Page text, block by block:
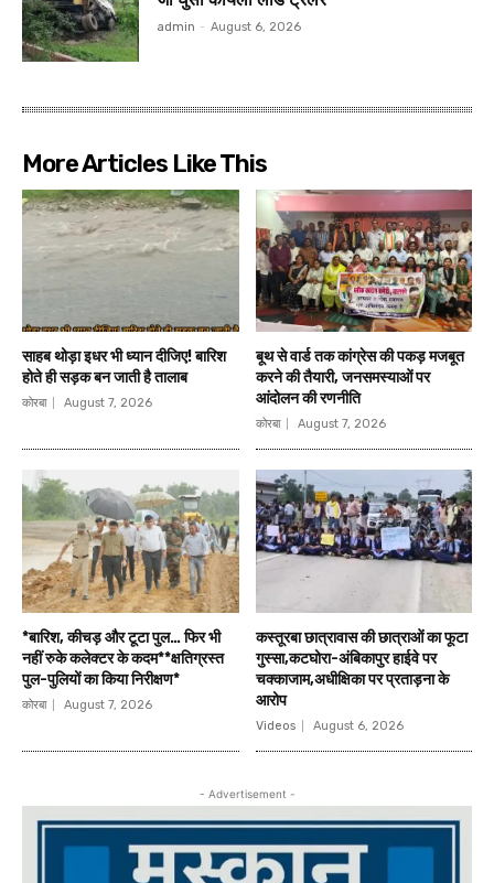
admin - August 6, 2026
More Articles Like This
साहब थोड़ा इधर भी ध्यान दीजिए! बारिश
होते ही सड़क बन जाती है तालाब
कोरबा August 7, 2026
बूथ से वार्ड तक कांग्रेस की पकड़ मजबूत
करने की तैयारी, जनसमस्याओं पर
आंदोलन की रणनीति
कोरबा August 7, 2026
*बारिश, कीचड़ और टूटा पुल… फिर भी
नहीं रुके कलेक्टर के कदम**क्षतिग्रस्त
पुल-पुलियों का किया निरीक्षण*
कोरबा August 7, 2026
कस्तूरबा छात्रावास की छात्राओं का फूटा
गुस्सा,कटघोरा-अंबिकापुर हाईवे पर
चक्काजाम,अधीक्षिका पर प्रताड़ना के
आरोप
Videos August 6, 2026
- Advertisement -